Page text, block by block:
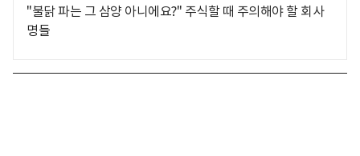
"불닭 파는 그 삼양 아니에요?" 주식할 때 주의해야 할 회사
명들